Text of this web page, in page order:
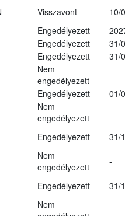
Visszavont
10/
Engedélyezett
Engedélyezett
31/
Engedélyezett
31/
Nem
engedélyezett
Engedélyezett
01/
Nem
engedélyezett
Engedélyezett 31/
Nem
engedélyezett
-
Engedélyezett 31/
Nem